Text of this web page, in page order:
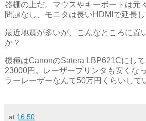
器棚の上だ。マウスやキーボートは元
問題なし、モニタは長いHDMIで延長し
最近地震が多いが、こんなところに置
か？
機種はCanonのSatera LBP621Cにし
23000円。レーザープリンタも安くな
ラーレーザーなんて50万円くらいして
at 16:50